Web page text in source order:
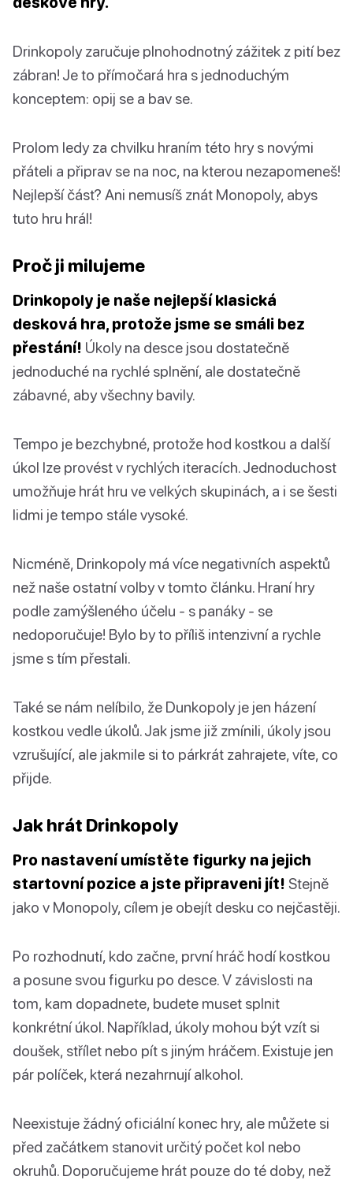
Drinkopoly zaručuje plnohodnotný zážitek z pití bez
zábran! Je to přímočará hra s jednoduchým
konceptem: opij se a bav se.
Prolom ledy za chvilku hraním této hry s novými
přáteli a připrav se na noc, na kterou nezapomeneš!
Nejlepší část? Ani nemusíš znát Monopoly, abys
tuto hru hrál!
Proč ji milujeme
Drinkopoly je naše nejlepší klasická
desková hra, protože jsme se smáli bez
přestání! Úkoly na desce jsou dostatečně
jednoduché na rychlé splnění, ale dostatečně
zábavné, aby všechny bavily.
Tempo je bezchybné, protože hod kostkou a další
úkol lze provést v rychlých iteracích. Jednoduchost
umožňuje hrát hru ve velkých skupinách, a i se šesti
lidmi je tempo stále vysoké.
Nicméně, Drinkopoly má více negativních aspektů
než naše ostatní volby v tomto článku. Hraní hry
podle zamýšleného účelu - s panáky - se
nedoporučuje! Bylo by to příliš intenzivní a rychle
jsme s tím přestali.
Také se nám nelíbilo, že Dunkopoly je jen házení
kostkou vedle úkolů. Jak jsme již zmínili, úkoly jsou
vzrušující, ale jakmile si to párkrát zahrajete, víte, co
přijde.
Jak hrát Drinkopoly
Pro nastavení umístěte figurky na jejich
startovní pozice a jste připraveni jít! Stejně
jako v Monopoly, cílem je obejít desku co nejčastěji.
Po rozhodnutí, kdo začne, první hráč hodí kostkou
a posune svou figurku po desce. V závislosti na
tom, kam dopadnete, budete muset splnit
konkrétní úkol. Například, úkoly mohou být vzít si
doušek, střílet nebo pít s jiným hráčem. Existuje jen
pár políček, která nezahrnují alkohol.
Neexistuje žádný oficiální konec hry, ale můžete si
před začátkem stanovit určitý počet kol nebo
okruhů. Doporučujeme hrát pouze do té doby, než